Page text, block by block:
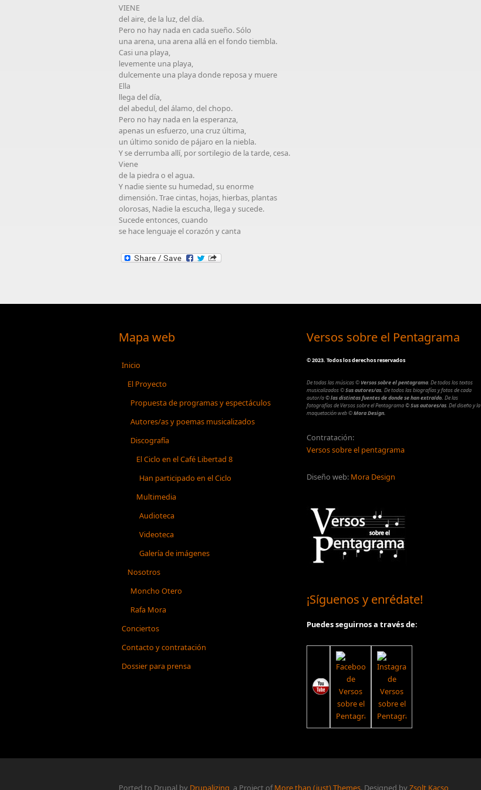
VIENE
del aire, de la luz, del día.
Pero no hay nada en cada sueño. Sólo
una arena, una arena allá en el fondo tiembla.
Casi una playa,
levemente una playa,
dulcemente una playa donde reposa y muere
Ella
llega del día,
del abedul, del álamo, del chopo.
Pero no hay nada en la esperanza,
apenas un esfuerzo, una cruz última,
un último sonido de pájaro en la niebla.
Y se derrumba allí, por sortilegio de la tarde, cesa.
Viene
de la piedra o el agua.
Y nadie siente su humedad, su enorme
dimensión. Trae cintas, hojas, hierbas, plantas
olorosas, Nadie la escucha, llega y sucede.
Sucede entonces, cuando
se hace lenguaje el corazón y canta
Mapa web
Inicio
El Proyecto
Propuesta de programas y espectáculos
Autores/as y poemas musicalizados
Discografía
El Ciclo en el Café Libertad 8
Han participado en el Ciclo
Multimedia
Audioteca
Videoteca
Galería de imágenes
Nosotros
Moncho Otero
Rafa Mora
Conciertos
Contacto y contratación
Dossier para prensa
Versos sobre el Pentagrama
©2023. Todos los derechos reservados
De todas las músicas© Versos sobre el pentagrama. De todos los textos
musicalizados©Sus autores/as. De todos las biografías y fotos de cada
autor/a© las distintas fuentes de donde se han extraído. De las
fotografías de Versos sobre el Pentagrama© Sus autores/as. Del diseño y la
maquetación web©Mora Design.
Contratación:
Versos sobre el pentagrama
Diseño web: Mora Design
¡Síguenos y enrédate!
Puedes seguirnos a través de:
Ported to Drupal by Drupalizing , a Project ofMore than (just) Themes. Designed byZsolt Kacso